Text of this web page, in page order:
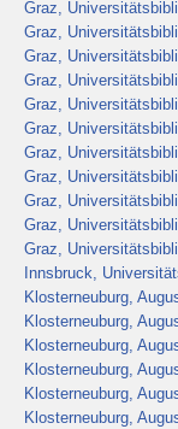
Graz,
Graz,
Graz,
Graz,
Graz,
Graz,
Graz,
Graz,
Graz,
Graz,
Graz,
Innsbruck,
Klosterneuburg,
Klosterneuburg,
Klosterneuburg,
Klosterneuburg,
Klosterneuburg,
Klosterneuburg,